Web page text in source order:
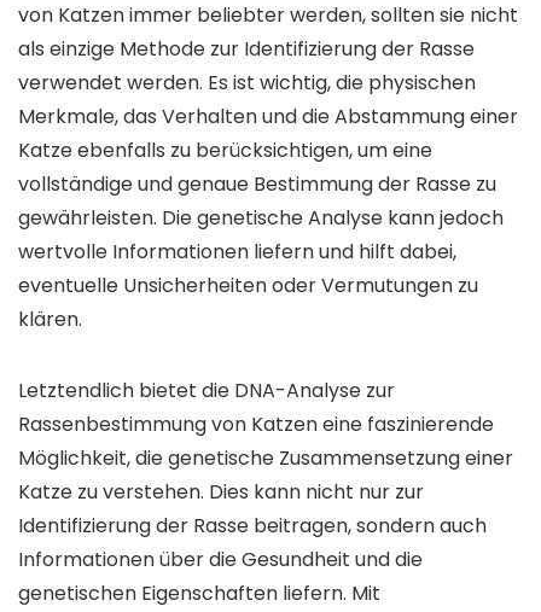
von Katzen immer beliebter werden, sollten sie nicht
als einzige Methode zur Identifizierung der Rasse
verwendet werden. Es ist wichtig, die physischen
Merkmale, das Verhalten und die Abstammung einer
Katze ebenfalls zu berücksichtigen, um eine
vollständige und genaue Bestimmung der Rasse zu
gewährleisten. Die genetische Analyse kann jedoch
wertvolle Informationen liefern und hilft dabei,
eventuelle Unsicherheiten oder Vermutungen zu
klären.
Letztendlich bietet die DNA-Analyse zur
Rassenbestimmung von Katzen eine faszinierende
Möglichkeit, die genetische Zusammensetzung einer
Katze zu verstehen. Dies kann nicht nur zur
Identifizierung der Rasse beitragen, sondern auch
Informationen über die Gesundheit und die
genetischen Eigenschaften liefern. Mit